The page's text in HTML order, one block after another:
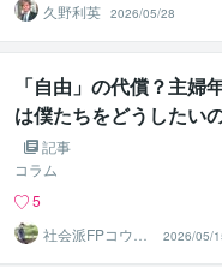
久野利英 2026/05/28
「自由」の代償？主婦
は僕たちをどうしたいの
記事
コラム
5
社会派FPコウダ
イ｜資産を守り
心を楽に
2026/05/